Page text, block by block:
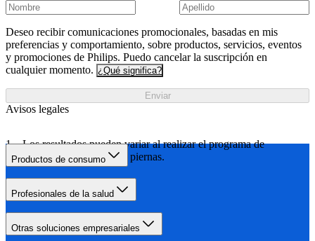
Deseo recibir comunicaciones promocionales, basadas en mis
preferencias y comportamiento, sobre productos, servicios, eventos
y promociones de Philips. Puedo cancelar la suscripción en
cualquier momento. ¿Qué significa?
Enviar
Avisos legales
Los resultados pueden variar al realizar el programa de
tratamiento, probado en piernas.
Productos de consumo
Profesionales de la salud
Otras soluciones empresariales